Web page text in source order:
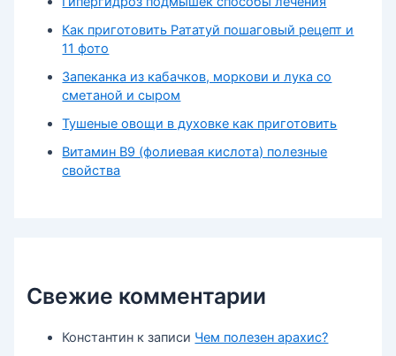
Как приготовить Рататуй пошаговый рецепт и
11 фото
Запеканка из кабачков, моркови и лука со
сметаной и сыром
Тушеные овощи в духовке как приготовить
Витамин В9 (фолиевая кислота) полезные
свойства
Свежие комментарии
Константин к записи Чем полезен арахис?